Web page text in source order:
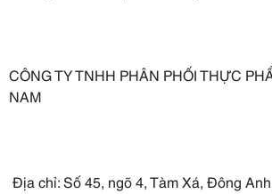
CÔNG TY TNHH PHÂN PHỐI THỰC
NAM
Địa chỉ: Số 45, ngõ 4, Tàm Xá, Đông